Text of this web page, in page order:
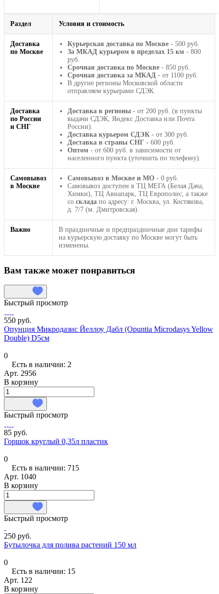
Раздел Условия и стоимость
Доставка
по Москве
Курьерская доставка по Москве - 500 руб.
За МКАД курьером в пределах 15 км - 800
руб.
Срочная доставка по Москве - 850 руб.
Срочная доставка за МКАД - от 1100 руб.
В другие регионы Московской области
отправляем курьерами СДЭК.
Доставка
по России
и СНГ
Доставка в регионы - от 200 руб. (в пункты
выдачи СДЭК, Яндекс Доставка или Почта
России).
Доставка курьером СДЭК - от 300 руб.
Доставка в страны СНГ - 600 руб.
Оптом - от 600 руб. в зависимости от
населенного пункта (уточнить по телефону).
Самовывоз
в Москве
Самовывоз в Москве и МО - 0 руб.
Самовывоз доступен в ТЦ МЕГА (Белая Дача,
Химки), ТЦ Авиапарк, ТЦ Европолис, а также
со склада по адресу: г. Москва, ул. Костякова,
д. 7/7 (м. Дмитровская).
Важно
В праздничные и предпраздничные дни тарифы
на курьерскую доставку по Москве могут быть
изменены.
Вам также может понравиться
Быстрый просмотр
550 руб.
Опунция Микродазис Йеллоу Дабл (Opuntia Microdasys Yellow
Double) D5см
0
Есть в наличии: 2
Арт. 2956
В корзину
Быстрый просмотр
85 руб.
Горшок круглый 0,35л пластик
0
Есть в наличии: 715
Арт. 1040
В корзину
Быстрый просмотр
250 руб.
Бутылочка для полива растений 150 мл
0
Есть в наличии: 15
Арт. 122
В корзину